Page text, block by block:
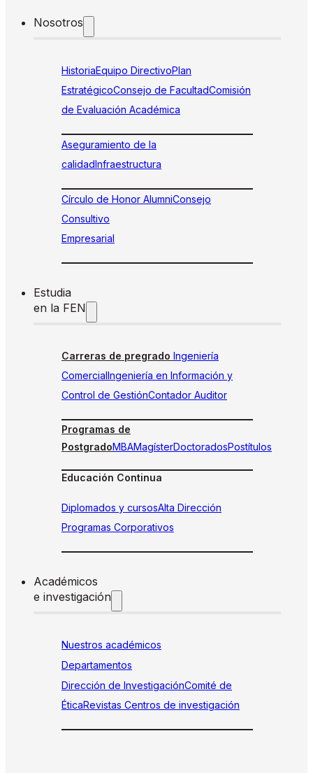
Nosotros
HistoriaEquipo DirectivoPlan
EstratégicoConsejo de FacultadComisión
de Evaluación Académica
Aseguramiento de la
calidadInfraestructura
Círculo de Honor AlumniConsejo
Consultivo
Empresarial
Estudia
en la FEN
Carreras de pregrado Ingeniería
ComercialIngeniería en Información y
Control de GestiónContador Auditor
Programas de
PostgradoMBAMagísterDoctoradosPostítulos
Educación Continua
Diplomados y cursosAlta Dirección
Programas Corporativos
Académicos
e investigación
Nuestros académicos
Departamentos
Dirección de InvestigaciónComité de
ÉticaRevistas Centros de investigación